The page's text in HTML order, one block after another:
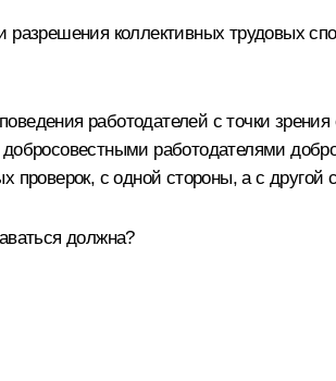
коллективных трудовых
работодателей с точки
добросовестными работодателями
проверок, с одной стороны, а с
должна?